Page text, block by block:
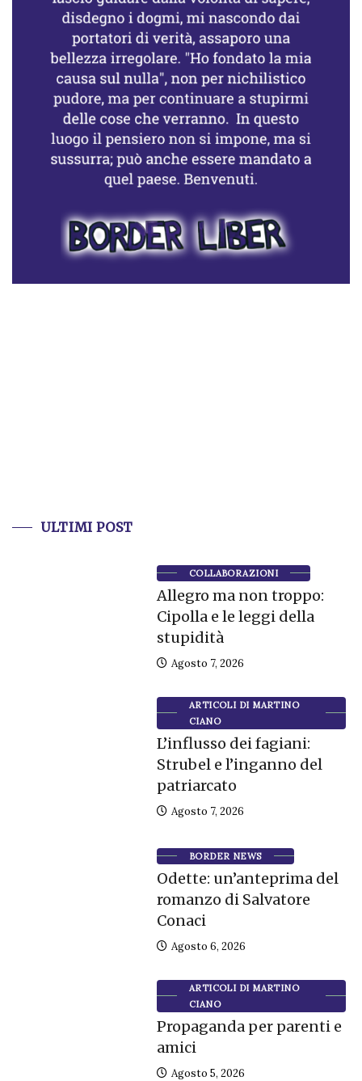
ULTIMI POST
COLLABORAZIONI
Allegro ma non troppo:
Cipolla e le leggi della
stupidità
Agosto 7, 2026
ARTICOLI DI MARTINO
CIANO
L’influsso dei fagiani:
Strubel e l’inganno del
patriarcato
Agosto 7, 2026
BORDER NEWS
Odette: un’anteprima del
romanzo di Salvatore
Conaci
Agosto 6, 2026
ARTICOLI DI MARTINO
CIANO
Propaganda per parenti e
amici
Agosto 5, 2026